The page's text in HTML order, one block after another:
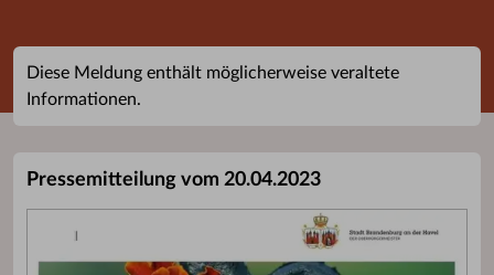
Diese Meldung enthält möglicherweise veraltete
Informationen.
Pressemitteilung vom 20.04.2023